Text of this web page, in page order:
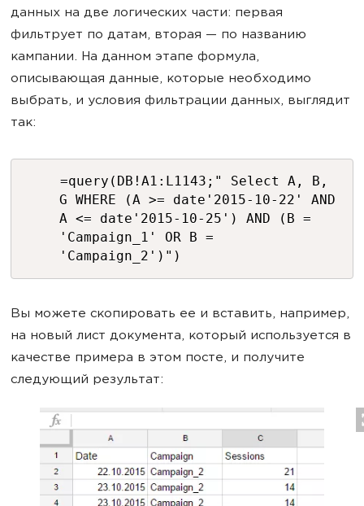
данных на две логических части: первая
фильтрует по датам, вторая — по названию
кампании. На данном этапе формула,
описывающая данные, которые необходимо
выбрать, и условия фильтрации данных, выглядит
так:
=query(DB!A1:L1143;" Select A, B,
G WHERE (A >= date'2015-10-22' AND
A <= date'2015-10-25') AND (B =
'Campaign_1' OR B =
'Campaign_2')")
Вы можете скопировать ее и вставить, например,
на новый лист документа, который используется в
качестве примера в этом посте, и получите
следующий результат: